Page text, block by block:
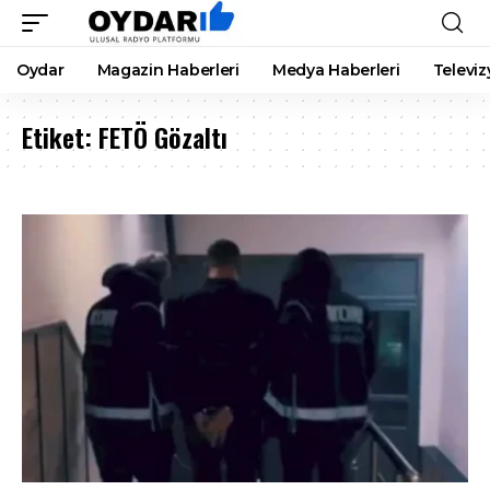
Oydar Magazin Haberleri Medya Haberleri
Etiket: FETÖ Gözaltı